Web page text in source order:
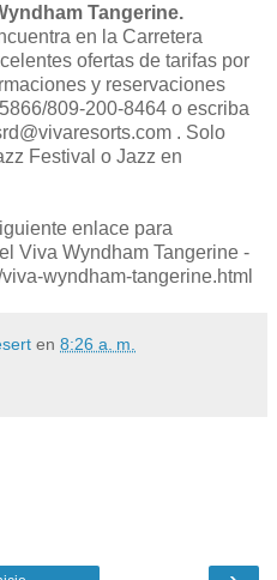
Tangerine.
en la Carretera
ofertas de tarifas por
y reservaciones
809-200-8464 o escriba
. Solo
Festival o Jazz en
enlace para
Viva Wyndham Tangerine -
wyndham-tangerine.html
en 8:26 a. m.